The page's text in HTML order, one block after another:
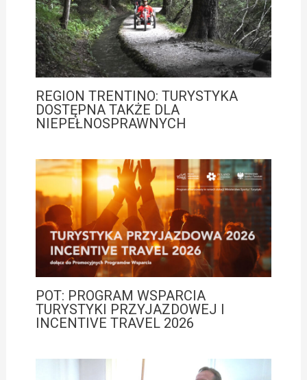
REGION TRENTINO: TURYSTYKA
DOSTĘPNA TAKŻE DLA
NIEPEŁNOSPRAWNYCH
POT: PROGRAM WSPARCIA
TURYSTYKI PRZYJAZDOWEJ I
INCENTIVE TRAVEL 2026